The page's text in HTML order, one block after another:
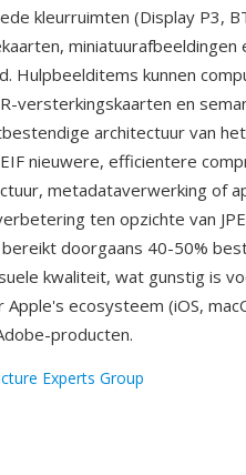
kleurruimten (Display P3,
Hulpbeelditems kunnen
versterkingskaarten en
architectuur van
nieuwere, efficientere
metadataverwerking of
ten opzichte van
bereikt doorgaans 40-50%
kwaliteit, wat gunstig is
ecosysteem (iOS,
producten.
Experts Group